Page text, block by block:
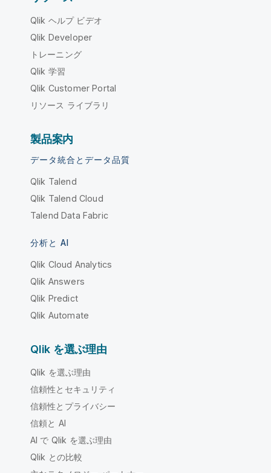
Qlik ヘルプ ビデオ
Qlik Developer
トレーニング
Qlik 学習
Qlik Customer Portal
リソース ライブラリ
製品案内
データ統合とデータ品質
Qlik Talend
Qlik Talend Cloud
Talend Data Fabric
分析と AI
Qlik Cloud Analytics
Qlik Answers
Qlik Predict
Qlik Automate
Qlik を選ぶ理由
Qlik を選ぶ理由
信頼性とセキュリティ
信頼性とプライバシー
信頼と AI
AI で Qlik を選ぶ理由
Qlik との比較